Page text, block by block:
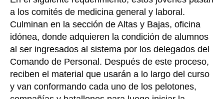
a los comités de medicina general y laboral.
Culminan en la sección de Altas y Bajas, oficina
idónea, donde adquieren la condición de alumnos
al ser ingresados al sistema por los delegados del
Comando de Personal. Después de este proceso,
reciben el material que usarán a lo largo del curso
y van conformando cada uno de los pelotones,